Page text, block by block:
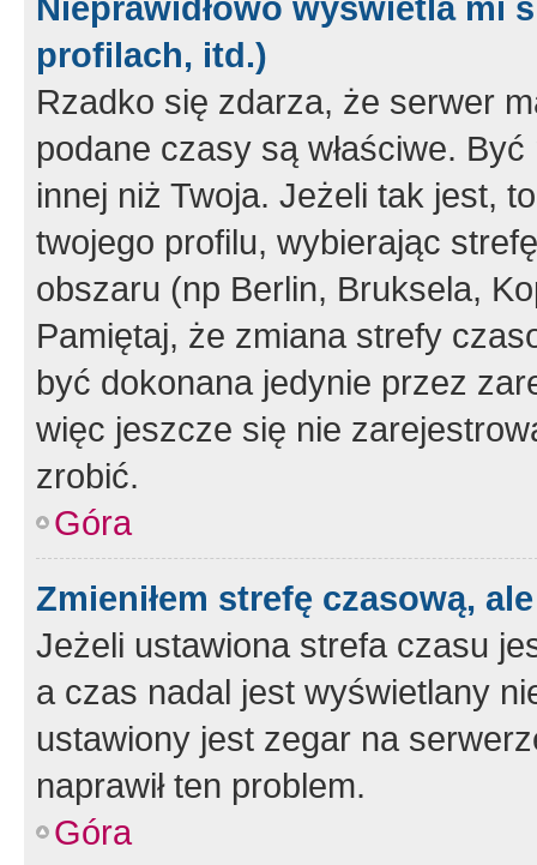
profilach, itd.)
Rzadko się zdarza, że serwer
podane czasy są właściwe.
innej niż Twoja. Jeżeli tak jest,
twojego profilu, wybierając
obszaru (np Berlin, Bruksela,
Pamiętaj, że zmiana strefy
być dokonana jedynie przez
więc jeszcze się nie
zrobić.
Góra
Zmieniłem strefę czasową,
Jeżeli ustawiona strefa czasu
a czas nadal jest wyświetlany
ustawiony jest zegar na
naprawił ten problem.
Góra